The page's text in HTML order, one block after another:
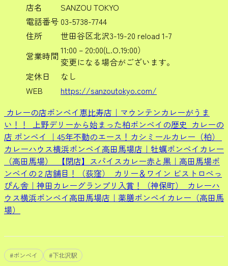
店名
SANZOU TOKYO
電話番号 03-5738-7744
住所
世田谷区北沢3-19-20 reload 1-7
営業時間 11:00 – 20:00(L.O.19:00）
変更になる場合がございます。
定休日
なし
WEB
https://sanzoutokyo.com/
カレーの店ボンベイ恵比寿店｜マウンテンカレーがうま
い！！
上野デリーから始まった柏ボンベイの歴史 カレーの
店 ボンベイ ｜45年不動のエース！カシミールカレー（柏）
カレーハウス横浜ボンベイ高田馬場店｜牡蠣ボンベイカレー
（高田馬場）
【閉店】スパイスカレー赤と黒｜高田馬場ボ
ンベイの２店舗目！（荻窪）
カリー＆ワイン ビストロべっ
ぴん舎｜神田カレーグランプリ入賞！（神保町）
カレーハ
ウス横浜ボンベイ高田馬場店｜薬膳ボンベイカレー（高田馬
場）
#ボンベイ #下北沢駅